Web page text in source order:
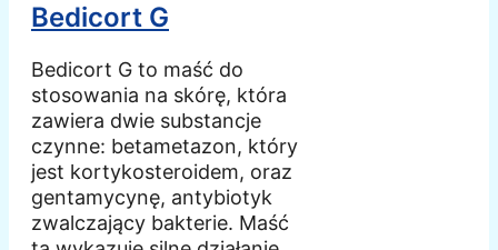
Bedicort G
Bedicort G to maść do
stosowania na skórę, która
zawiera dwie substancje
czynne: betametazon, który
jest kortykosteroidem, oraz
gentamycynę, antybiotyk
zwalczający bakterie. Maść